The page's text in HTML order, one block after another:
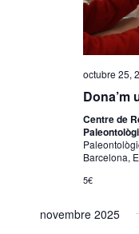
octubre 25,
Dona’m
Centre de
Barcelona,
5€
novembre 2025